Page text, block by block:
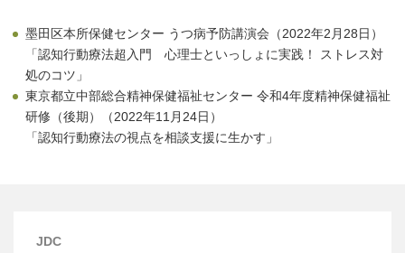
墨田区本所保健センター うつ病予防講演会（2022年2月28日）
「認知行動療法超入門 心理士といっしょに実践！ ストレス対
処のコツ」
東京都立中部総合精神保健福祉センター 令和4年度精神保健福祉
研修（後期）（2022年11月24日）
「認知行動療法の視点を相談支援に生かす」
JDC